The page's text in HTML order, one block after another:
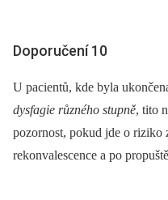
Doporučení 10
U pacientů, kde byla
dysfagie různého stupně, tito
pozornost, pokud jde o riziko
rekonvalescence a po